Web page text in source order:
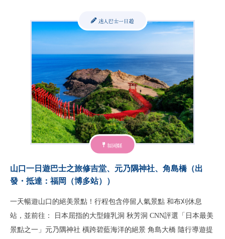
福岡縣
迷人巴士一日遊
山口一日遊巴士之旅修吉堂、元乃隅神社、角島橋（出
發・抵達：福岡（博多站））
一天暢遊山口的絕美景點！行程包含停留人氣景點 和布刈休息
站，並前往： 日本屈指的大型鐘乳洞 秋芳洞 CNN評選「日本最美
景點之一」元乃隅神社 橫跨碧藍海洋的絕景 角島大橋 隨行導遊提